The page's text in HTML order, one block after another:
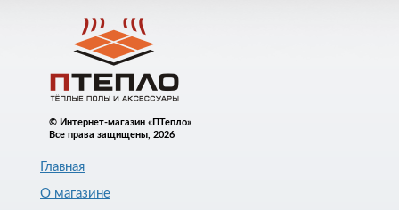
© Интернет-магазин «ПТепло»
Все права защищены, 2026
Главная
О магазине